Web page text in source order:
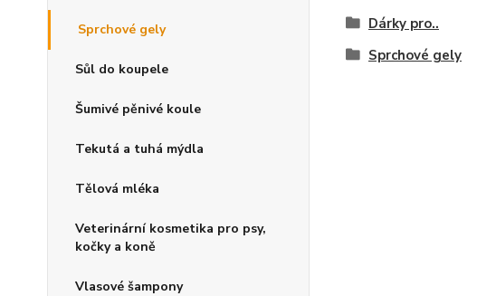
Sprchové gely
Sůl do koupele
Šumivé pěnivé koule
Tekutá a tuhá mýdla
Tělová mléka
Veterinární kosmetika pro psy,
kočky a koně
Vlasové šampony
Dárky pro..
Sprchové gely